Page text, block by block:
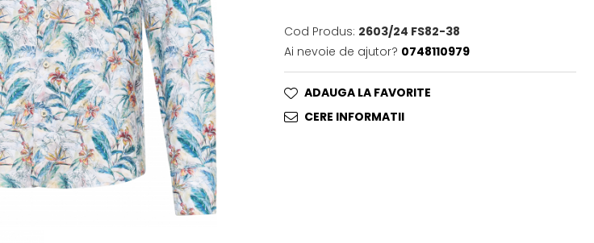
Cod Produs: 2603/24 FS82-38
Ai nevoie de ajutor? 0748110979
ADAUGA LA FAVORITE
CERE INFORMATII